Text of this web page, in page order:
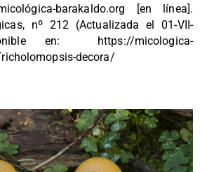
barakaldo.org [en línea].
nº 212 (Actualizada el 01-VII-
en: https://micologica-
decora/